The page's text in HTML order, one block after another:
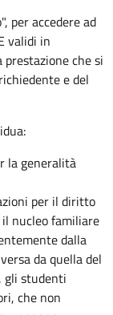
per accedere ad
validi in
che si
e del
la generalità
per il diritto
nucleo familiare
dalla
da quella del
gli studenti
che non